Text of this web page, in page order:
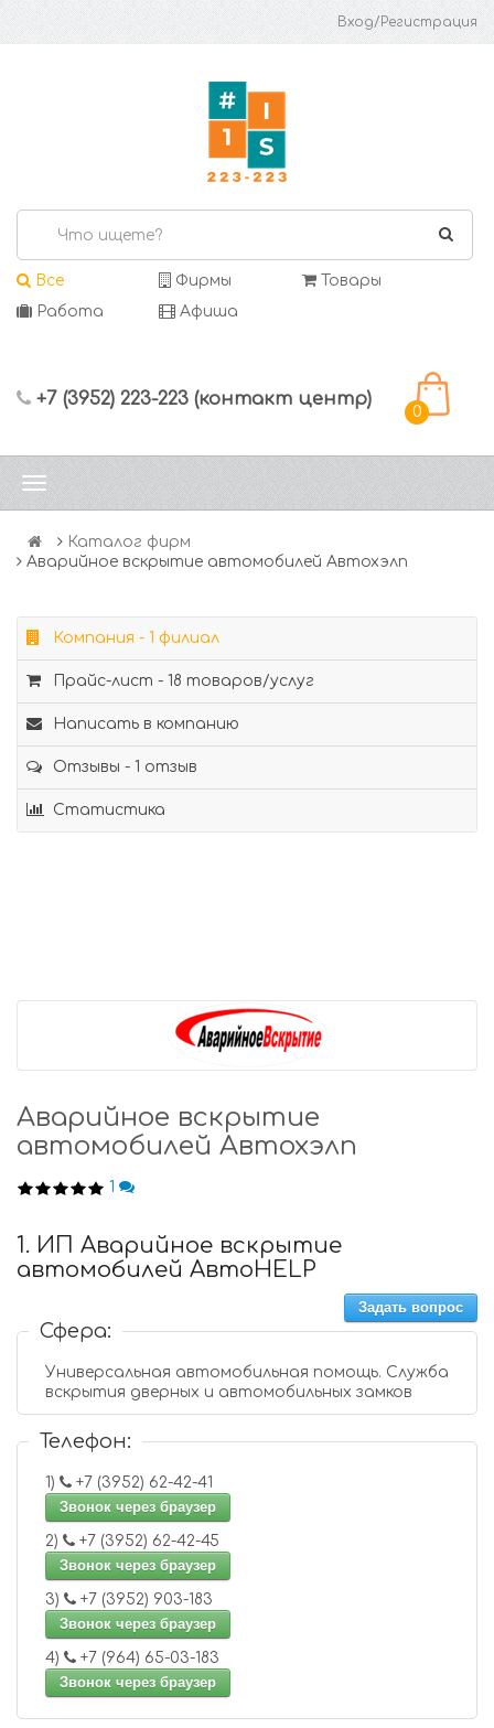
Вход/Регистрация
Все Фирмы
Товары
Работа
Афиша
+7 (3952) 223-223 (контакт центр)
0
Каталог фирм
Аварийное вскрытие автомобилей Автохэлп
Компания - 1 филиал
Прайс-лист - 18 товаров/услуг
Написать в компанию
Отзывы - 1 отзыв
Статистика
Аварийное вскрытие
автомобилей Автохэлп
1
1. ИП Аварийное вскрытие
автомобилей АвтоHELP
Задать вопрос
Сфера:
Универсальная автомобильная помощь. Служба
вскрытия дверных и автомобильных замков
Телефон:
1)
+7 (3952) 62-42-41
Звонок через браузер
2)
+7 (3952) 62-42-45
Звонок через браузер
3)
+7 (3952) 903-183
Звонок через браузер
4)
+7 (964) 65-03-183
Звонок через браузер